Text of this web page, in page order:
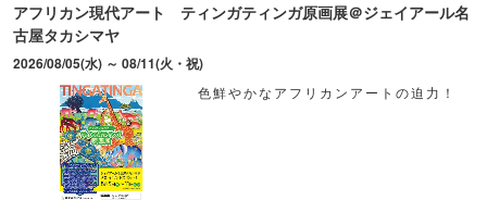
アフリカン現代アート ティンガティンガ原画展＠ジェイアール名
古屋タカシマヤ
2026/08/05(水) ～ 08/11(火・祝)
色鮮やかなアフリカンアートの迫力！